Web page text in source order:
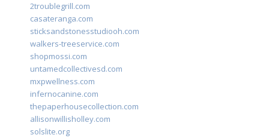
2troublegrill.com
casateranga.com
sticksandstonesstudiooh.com
walkers-treeservice.com
shopmossi.com
untamedcollectivesd.com
mxpwellness.com
infernocanine.com
thepaperhousecollection.com
allisonwillisholley.com
solslite.org